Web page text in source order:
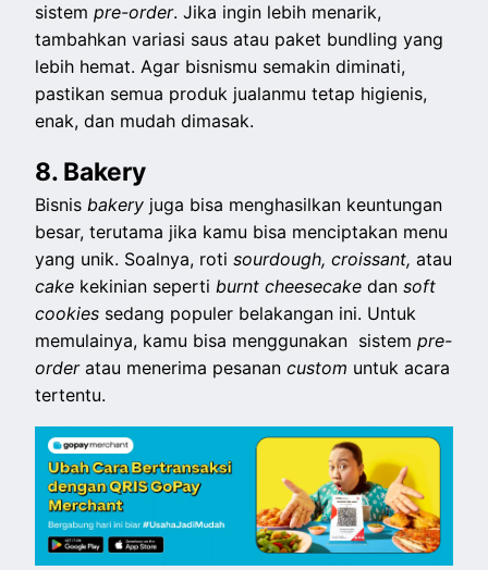
sistempre-order. Jika ingin lebih menarik,
tambahkan variasi saus atau paket bundling yang
lebih hemat. Agar bisnismu semakin diminati,
pastikan semua produk jualanmu tetap higienis,
enak, dan mudah dimasak.
8. Bakery
Bisnisbakery juga bisa menghasilkan keuntungan
besar, terutama jika kamu bisa menciptakan menu
yang unik. Soalnya, rotisourdough, croissant,atau
cake kekinian sepertiburnt cheesecakedansoft
cookies sedang populer belakangan ini. Untuk
memulainya, kamu bisa menggunakan sistempre-
orderatau menerima pesanan custom untuk acara
tertentu.